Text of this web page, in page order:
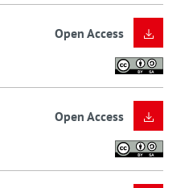
Open Access
Open Access